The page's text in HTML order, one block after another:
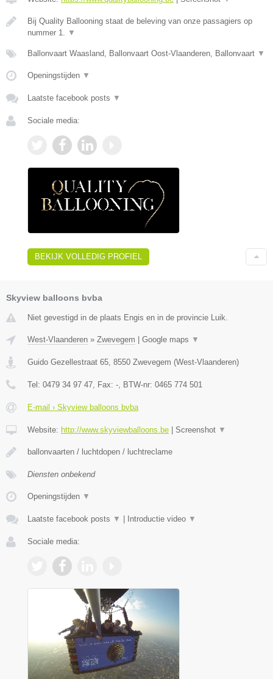
Bij Quality Ballooning staat de beleving van onze passagiers op
nummer 1. ▼
Ballonvaart Waasland, Ballonvaart Oost-Vlaanderen, Ballonvaart ▼
Openingstijden ▼
Laatste facebook posts ▼
Sociale media:
BEKIJK VOLLEDIG PROFIEL
Skyview balloons bvba
Niet gevestigd in de plaats Engis en in de provincie Luik.
West-Vlaanderen » Zwevegem | Google maps ▼
Guido Gezellestraat 65 8550 Zwevegem (West-Vlaanderen)
Tel: 0479 34 97 47 , Fax: - , BTW-nr: 0465 774 501
E-mail › Skyview balloons bvba
Website: http://www.skyviewballoons.be | Screenshot ▼
ballonvaarten / luchtdopen / luchtreclame
Diensten onbekend
Openingstijden ▼
Laatste facebook posts ▼ | Introductie video ▼
Sociale media: